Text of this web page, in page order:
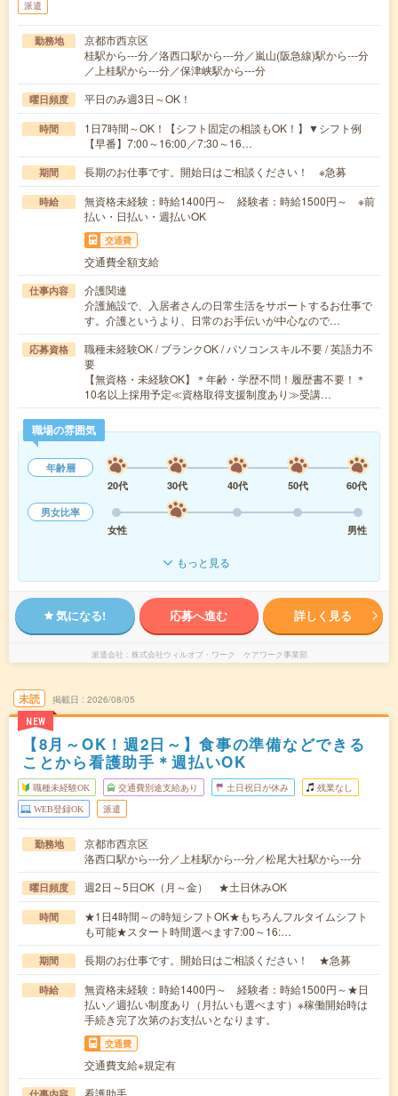
派遣
勤務地
京都市西京区
桂駅から---分／洛西口駅から---分／嵐山(阪急線)駅から---分
／上桂駅から---分／保津峡駅から---分
曜日頻度 平日のみ週3日～OK！
時間
1日7時間～OK！【シフト固定の相談もOK！】▼シフト例
【早番】7:00～16:00／7:30～16…
期間 長期のお仕事です。開始日はご相談ください！ ※急募
時給
無資格未経験：時給1400円～ 経験者：時給1500円～ ※前
払い・日払い・週払いOK
交通費
交通費全額支給
仕事内容
介護関連
介護施設で、入居者さんの日常生活をサポートするお仕事で
す。介護というより、日常のお手伝いが中心なので…
応募資格
職種未経験OK / ブランクOK / パソコンスキル不要 / 英語力不
要
【無資格・未経験OK】＊年齢・学歴不問！履歴書不要！＊
10名以上採用予定≪資格取得支援制度あり≫受講…
職場の雰囲気
年齢層
20代
30代 40代 50代
60代
男女比率
女性
男性
もっと見る
気になる! 応募へ進む 詳しく見る
派遣会社 株式会社ウィルオブ・ワーク ケアワーク事業部
未読
NEW
掲載日 2026/08/05
【8月～OK！週2日～】食事の準備などできる
ことから看護助手＊週払いOK
職種未経験OK 交通費別途支給あり 土日祝日が休み 残業なし
WEB登録OK 派遣
勤務地
京都市西京区
洛西口駅から---分／上桂駅から---分／松尾大社駅から---分
曜日頻度 週2日～5日OK（月～金） ★土日休みOK
時間
★1日4時間～の時短シフトOK★もちろんフルタイムシフト
も可能★スタート時間選べます7:00～16:…
期間 長期のお仕事です。開始日はご相談ください！ ★急募
時給
無資格未経験：時給1400円～ 経験者：時給1500円～★日
払い／週払い制度あり（月払いも選べます）※稼働開始時は
手続き完了次第のお支払いとなります。
交通費
交通費支給※規定有
看護助手